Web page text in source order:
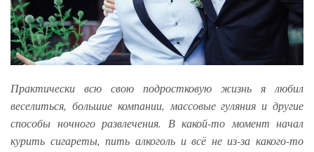
Практически всю свою подростковую жизнь я любил
веселиться, большие компании, массовые гуляния и другие
способы ночного развлечения. В какой-то момент начал
курить сигареты, пить алкоголь и всё не из-за какого-то